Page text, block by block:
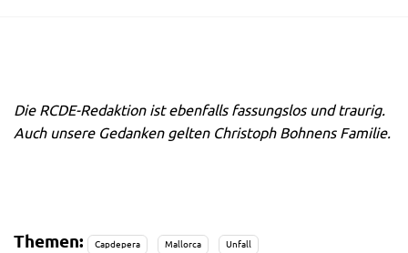
Die RCDE-Redaktion ist ebenfalls fassungslos und traurig.
Auch unsere Gedanken gelten Christoph Bohnens Familie.
Themen: Capdepera Mallorca Unfall